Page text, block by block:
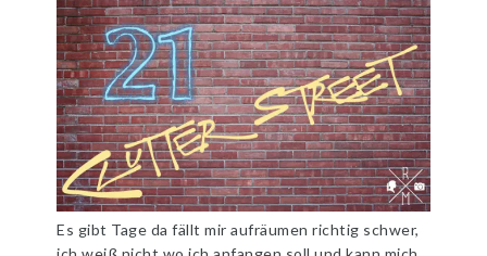
Es gibt Tage da fällt mir aufräumen richtig schwer,